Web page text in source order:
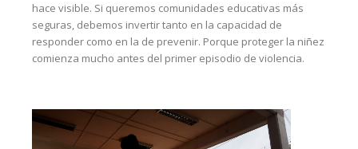
hace visible. Si queremos comunidades educativas más
seguras, debemos invertir tanto en la capacidad de
responder como en la de prevenir. Porque proteger la niñez
comienza mucho antes del primer episodio de violencia.